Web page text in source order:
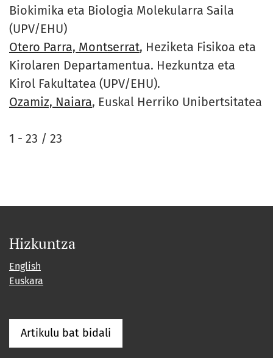
Biokimika eta Biologia Molekularra Saila
(UPV/EHU)
Otero Parra, Montserrat, Heziketa Fisikoa eta
Kirolaren Departamentua. Hezkuntza eta
Kirol Fakultatea (UPV/EHU).
Ozamiz, Naiara, Euskal Herriko Unibertsitatea
1 - 23 / 23
Hizkuntza
English
Euskara
Artikulu bat bidali